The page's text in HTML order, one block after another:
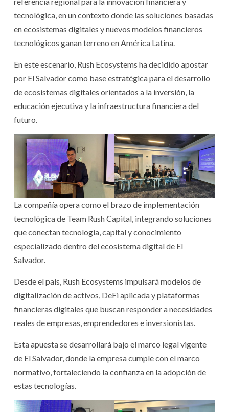
tecnológica, en un contexto donde las soluciones basadas
en ecosistemas digitales y nuevos modelos financieros
tecnológicos ganan terreno en América Latina.
En este escenario, Rush Ecosystems ha decidido apostar
por El Salvador como base estratégica para el desarrollo
de ecosistemas digitales orientados a la inversión, la
educación ejecutiva y la infraestructura financiera del
futuro.
La compañía opera como el brazo de implementación
tecnológica de Team Rush Capital, integrando soluciones
que conectan tecnología, capital y conocimiento
especializado dentro del ecosistema digital de El
Salvador.
Desde el país, Rush Ecosystems impulsará modelos de
digitalización de activos, DeFi aplicada y plataformas
financieras digitales que buscan responder a necesidades
reales de empresas, emprendedores e inversionistas.
Esta apuesta se desarrollará bajo el marco legal vigente
de El Salvador, donde la empresa cumple con el marco
normativo, fortaleciendo la confianza en la adopción de
estas tecnologías.